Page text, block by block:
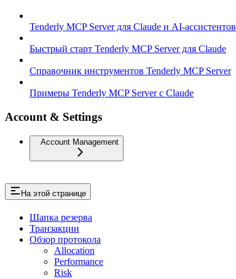
Tenderly MCP Server для Claude и AI-ассистентов
Быстрый старт Tenderly MCP Server для Claude
Справочник инструментов Tenderly MCP Server
Примеры Tenderly MCP Server с Claude
Account & Settings
Account Management
На этой странице
Шапка резерва
Транзакции
Обзор протокола
Allocation
Performance
Risk